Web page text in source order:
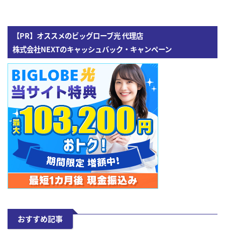
【PR】オススメのビッグローブ光 代理店
株式会社NEXTのキャッシュバック・キャンペーン
おすすめ記事